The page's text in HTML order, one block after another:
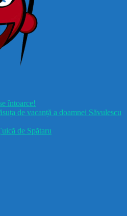
întoarce!
de vacanță a doamnei Săvulescu
de Spătaru